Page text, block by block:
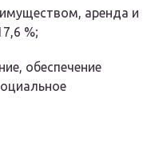
аренда и
%;
обеспечение